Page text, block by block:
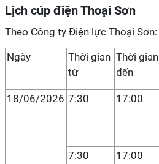
Lịch cúp điện Thoại Sơn
Theo Công ty Điện lực Thoại Sơn:
Ngày
Thời gian
từ
Thời gian
đến
18/06/2026 7:30 17:00
7:30 17:00